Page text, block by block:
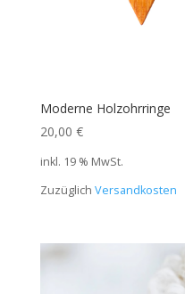
Moderne Holzohrringe
20,00 €
inkl. 19 % MwSt.
Zuzüglich Versandkosten